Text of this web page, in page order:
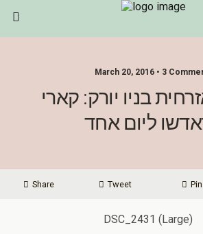
March 20, 2016 • 3
בניו יורק: קארי
ליום אחד
Share Tweet Pin